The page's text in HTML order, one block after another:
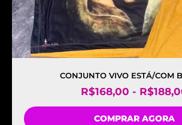
CONJUNTO VIVO ESTÁ/COM
R$168,00 - R$
COMPRAR AGORA